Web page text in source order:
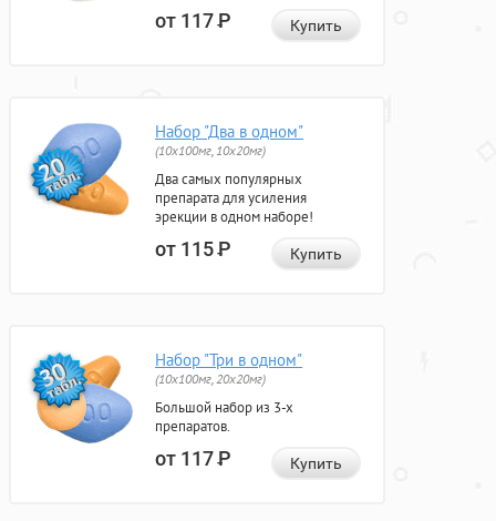
от 117Р Купить
Набор "Два в одном"
(10x100мг, 10x20мг)
Два самых популярных
препарата для усиления
эрекции в одном наборе!
от 115Р Купить
Набор "Три в одном"
(10x100мг, 20x20мг)
Большой набор из 3-х
препаратов.
от 117Р Купить